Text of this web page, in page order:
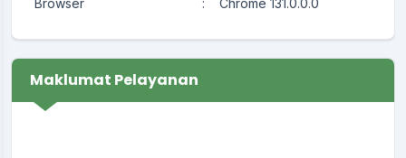
Browser
: Chrome 131.0.0.0
Maklumat Pelayanan